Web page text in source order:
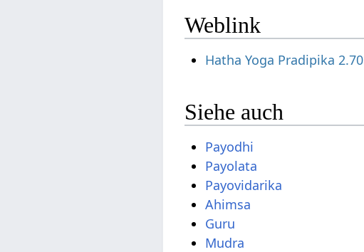
Weblink
Hatha Yoga Pradipika 2.70
Siehe auch
Payodhi
Payolata
Payovidarika
Ahimsa
Guru
Mudra